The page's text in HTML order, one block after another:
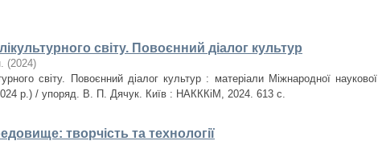
світу. Повоєнний діалог культур
(2024)
світу. Повоєнний діалог культур : матеріали Міжнародної наукової
р.) / упоряд. В. П. Дячук. Київ : НАКККіМ, 2024. 613 с.
творчість та технології